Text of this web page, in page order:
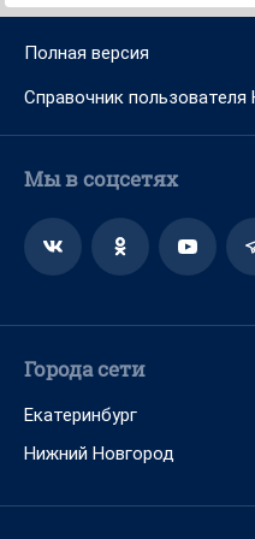
Полная версия
Справочник пользователя
Мы в соцсетях
Города сети
Екатеринбург
Нижний Новгород